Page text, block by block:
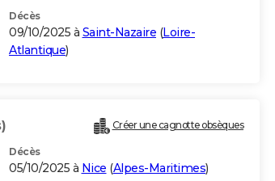
Décès
09/10/2025 à Saint-Nazaire (Loire-
Atlantique)
Créer une cagnotte obsèques
Décès
05/10/2025 à Nice (Alpes-Maritimes)